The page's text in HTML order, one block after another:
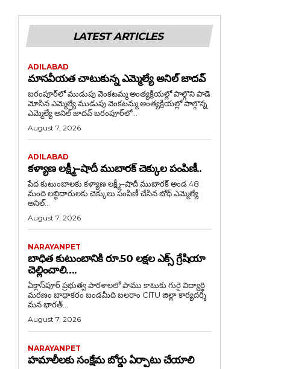
LATEST ARTICLES
ADILABAD
మానవీయత చాటుకున్న ఎమ్మెల్యే అనిల్ జాదవ్
బరంపూర్‌లో ముడుపు వెంకటమ్మ అంత్యక్రియల్లో పాల్గొని పాడె
మోసిన ఎమ్మెల్యే ముడుపు వెంకటమ్మ అంత్యక్రియల్లో పాల్గొన్న
ఎమ్మెల్యే అనిల్ జాదవ్ బరంపూర్‌లో...
August 7, 2026
ADILABAD
కళ్యాణ లక్ష్మీ–షాదీ ముబారక్ చెక్కుల పంపిణీ..
పేద కుటుంబాలకు కళ్యాణ లక్ష్మీ–షాదీ ముబారక్ అండ 48
మంది లబ్ధిదారులకు చెక్కులు పంపిణీ చేసిన బోథ్ ఎమ్మెల్యే
అనిల్...
August 7, 2026
NARAYANPET
బాధిత కుటుంబానికి రూ.50 లక్షల ఎక్స్ గ్రేషియా
చెల్లించాలి….
ఏక్లాస్‌పూర్ ప్రభుత్వ పాఠశాలలో పాము కాటుకు గురై విద్యార్థి
మరణం బాధాకరం బండమీది బలరాం CITU జిల్లా కార్యదర్శి
మన భారత్...
August 7, 2026
NARAYANPET
హమాలీలకు సంక్షేమ బోర్డు ఏర్పాటు చేయాలి